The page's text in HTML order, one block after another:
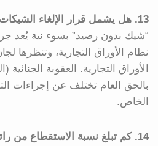
13. هل يشمل قرار الإلغاء الشيكات بدون رصيد؟
“شيك بدون رصيد” بسوء نية يُعد
نظام الأوراق التجارية، وتنظرها
الأوراق التجارية. العقوبة
بالحق العام تختلف عن إجراءات
الخاص.
14. كم تبلغ نسبة الاستقطاع من راتب المدين لسداد الدين؟